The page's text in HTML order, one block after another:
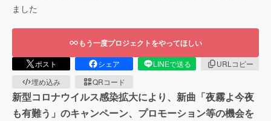
ました
もう一度プロジェクトをやってほしい
ポスト シェア LINEで送る
URLコピー
埋め込み
QRコード
新型コロナウイルス感染拡大により、新曲「夜霧よ今夜
も有難う」のキャンペーン、プロモーション等の機会を